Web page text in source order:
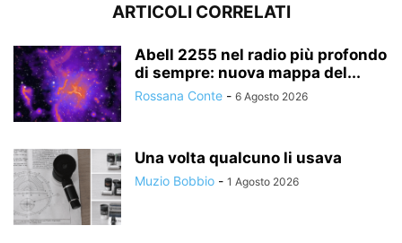
ARTICOLI CORRELATI
Abell 2255 nel radio più profondo
di sempre: nuova mappa del...
Rossana Conte - 6 Agosto 2026
Una volta qualcuno li usava
Muzio Bobbio - 1 Agosto 2026